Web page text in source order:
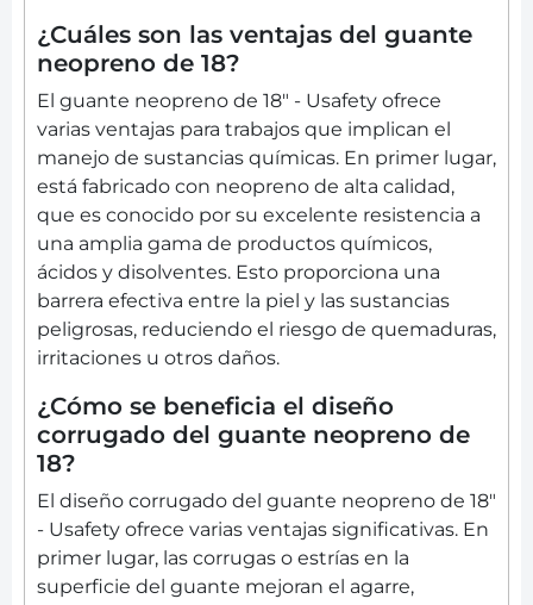
¿Cuáles son las ventajas del guante
neopreno de 18?
El guante neopreno de 18" - Usafety ofrece
varias ventajas para trabajos que implican el
manejo de sustancias químicas. En primer lugar,
está fabricado con neopreno de alta calidad,
que es conocido por su excelente resistencia a
una amplia gama de productos químicos,
ácidos y disolventes. Esto proporciona una
barrera efectiva entre la piel y las sustancias
peligrosas, reduciendo el riesgo de quemaduras,
irritaciones u otros daños.
¿Cómo se beneficia el diseño
corrugado del guante neopreno de
18?
El diseño corrugado del guante neopreno de 18"
- Usafety ofrece varias ventajas significativas. En
primer lugar, las corrugas o estrías en la
superficie del guante mejoran el agarre,